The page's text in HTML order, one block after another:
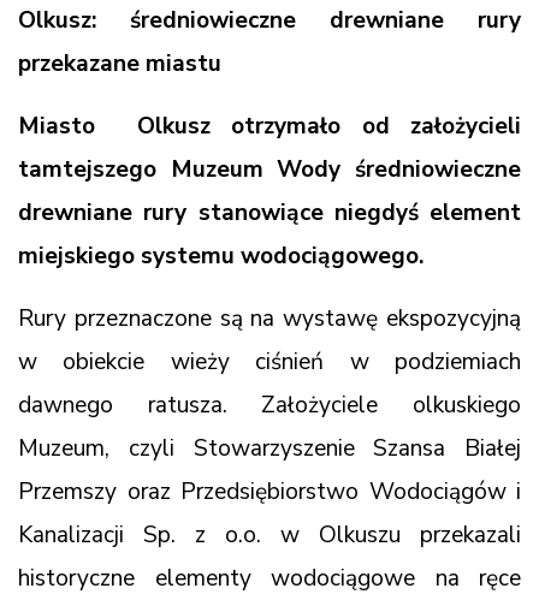
Olkusz: średniowieczne drewniane rury
przekazane miastu
Miasto Olkusz otrzymało od założycieli
tamtejszego Muzeum Wody średniowieczne
drewniane rury stanowiące niegdyś element
miejskiego systemu wodociągowego.
Rury przeznaczone są na wystawę ekspozycyjną
w obiekcie wieży ciśnień w podziemiach
dawnego ratusza. Założyciele olkuskiego
Muzeum, czyli Stowarzyszenie Szansa Białej
Przemszy oraz Przedsiębiorstwo Wodociągów i
Kanalizacji Sp. z o.o. w Olkuszu przekazali
historyczne elementy wodociągowe na ręce